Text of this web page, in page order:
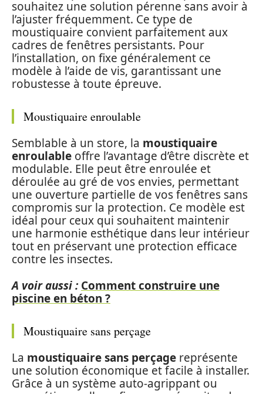
souhaitez une solution pérenne sans avoir à
l’ajuster fréquemment. Ce type de
moustiquaire convient parfaitement aux
cadres de fenêtres persistants. Pour
l’installation, on fixe généralement ce
modèle à l’aide de vis, garantissant une
robustesse à toute épreuve.
Moustiquaire enroulable
Semblable à un store, la moustiquaire
enroulable offre l’avantage d’être discrète et
modulable. Elle peut être enroulée et
déroulée au gré de vos envies, permettant
une ouverture partielle de vos fenêtres sans
compromis sur la protection. Ce modèle est
idéal pour ceux qui souhaitent maintenir
une harmonie esthétique dans leur intérieur
tout en préservant une protection efficace
contre les insectes.
A voir aussi : Comment construire une
piscine en béton ?
Moustiquaire sans perçage
La moustiquaire sans perçage représente
une solution économique et facile à installer.
Grâce à un système auto-agrippant ou